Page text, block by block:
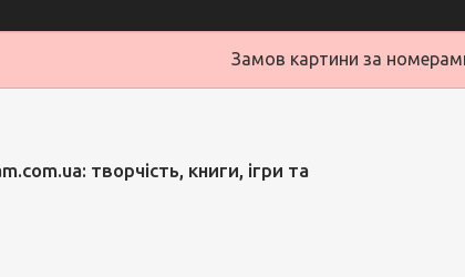
Замов картини за
творчість, книги, ігри та